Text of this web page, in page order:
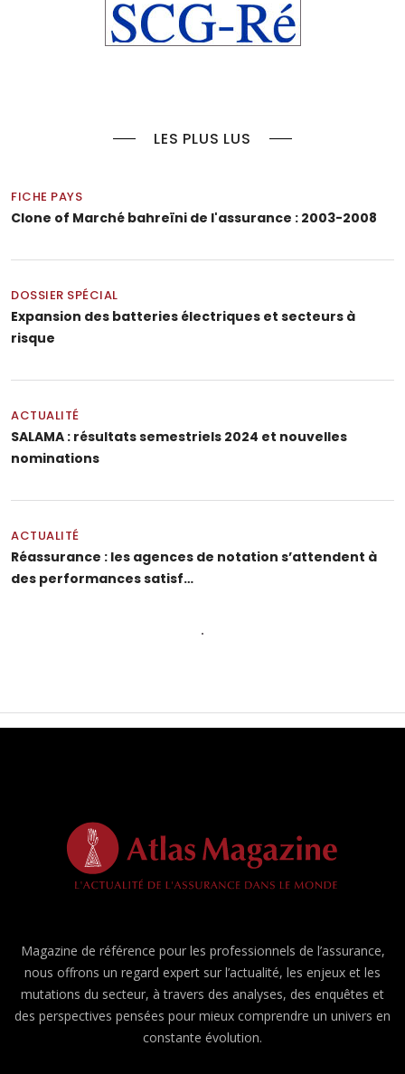
LES PLUS LUS
FICHE PAYS
Clone of Marché bahreïni de l'assurance : 2003-2008
DOSSIER SPÉCIAL
Expansion des batteries électriques et secteurs à
risque
ACTUALITÉ
SALAMA : résultats semestriels 2024 et nouvelles
nominations
ACTUALITÉ
Réassurance : les agences de notation s’attendent à
des performances satisf…
Magazine de référence pour les professionnels de l’assurance,
nous offrons un regard expert sur l’actualité, les enjeux et les
mutations du secteur, à travers des analyses, des enquêtes et
des perspectives pensées pour mieux comprendre un univers en
constante évolution.